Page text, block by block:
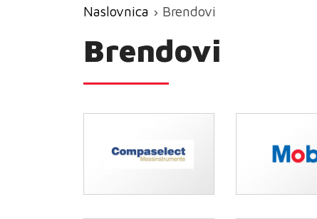
Naslovnica › Brendovi
Brendovi